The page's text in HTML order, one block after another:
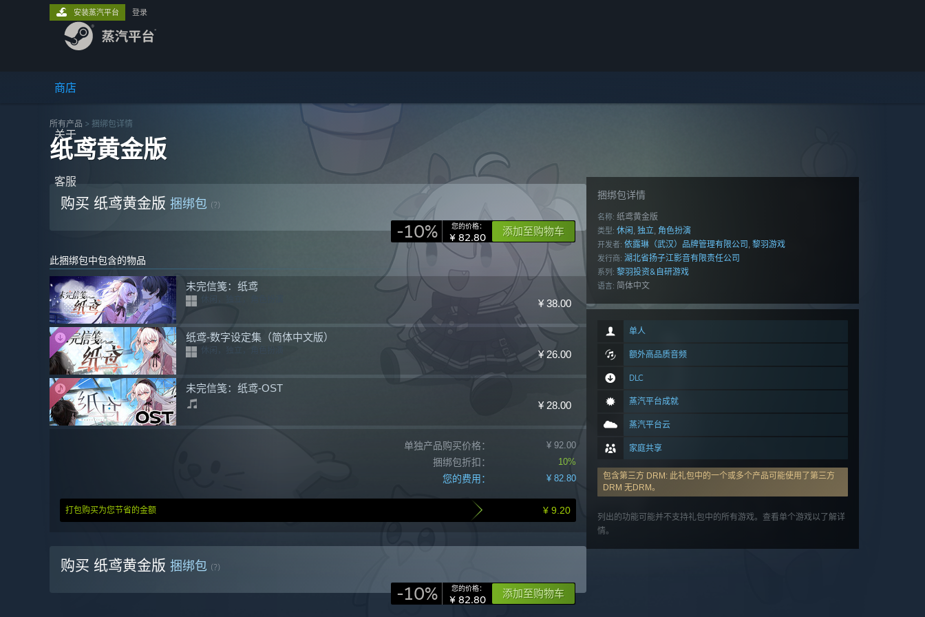
商店
关于
客服
安装蒸汽平台 登录
所有产品 > 捆绑包详情
纸鸢黄金版
购买 纸鸢黄金版 捆绑包 (?)
-10% 您的价格：
¥ 82.80 添加至购物车
此捆绑包中包含的物品
¥ 38.00
未完信䇳：纸鸢
¥ 26.00
纸鸢-数字设定集（简体中文版）
¥ 28.00
未完信笺：纸鸢-OST
¥ 92.00
单独产品购买价格：
10%
捆绑包折扣：
¥ 82.80
您的费用：
¥ 9.20
打包购买为您节省的金额
购买 纸鸢黄金版 捆绑包 (?)
-10% 您的价格：
¥ 82.80 添加至购物车
捆绑包详情
名称: 纸鸢黄金版
类型: 休闲, 独立, 角色扮演
开发者: 依露琳（武汉）品牌管理有限公司 , 黎羽游戏
发行商: 湖北省扬子江影音有限责任公司
系列: 黎羽投资&自研游戏
语言: 简体中文
单人
额外高品质音频
DLC
蒸汽平台成就
蒸汽平台云
家庭共享
包含第三方 DRM: 此礼包中的一个或多个产品可能使用了第三方
DRM 无DRM。
列出的功能可能并不支持礼包中的所有游戏。查看单个游戏以了解详
情。